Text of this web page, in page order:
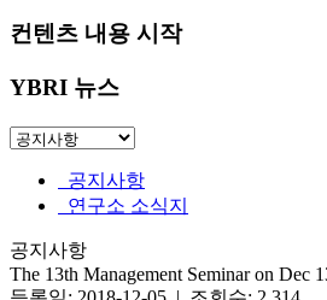
컨텐츠 내용 시작
YBRI 뉴스
공지사항
연구소 소식지
공지사항
The 13th Management Seminar on Dec